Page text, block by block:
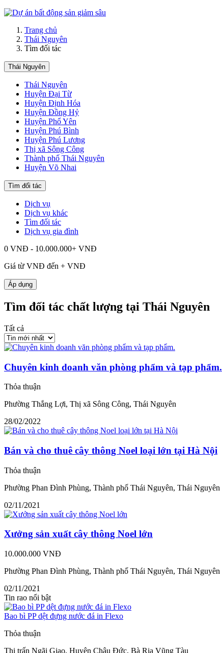
Trang chủ
Thái Nguyên
Tìm đối tác
Thái Nguyên
Thái Nguyên
Huyện Đại Từ
Huyện Định Hóa
Huyện Đồng Hỷ
Huyện Phổ Yên
Huyện Phú Bình
Huyện Phú Lương
Thị xã Sông Công
Thành phố Thái Nguyên
Huyện Võ Nhai
Tìm đối tác
Dịch vụ
Dịch vụ khác
Tìm đối tác
Dịch vụ gia đình
0 VNĐ - 10.000.000+ VNĐ
Giá từ VNĐ đến + VNĐ
Áp dụng
Tìm đối tác chất lượng tại Thái Nguyên
Tất cả
Chuyên kinh doanh văn phòng phẩm và tạp phẩm.
Thỏa thuận
Phường Thắng Lợi, Thị xã Sông Công, Thái Nguyên
28/02/2022
Bán và cho thuê cây thông Noel loại lớn tại Hà Nội
Thỏa thuận
Phường Phan Đình Phùng, Thành phố Thái Nguyên, Thái Nguyên
02/11/2021
Xưởng sản xuất cây thông Noel lớn
10.000.000 VNĐ
Phường Phan Đình Phùng, Thành phố Thái Nguyên, Thái Nguyên
02/11/2021
Tin rao nổi bật
Bao bì PP dệt đựng nước đá in Flexo
Thỏa thuận
Thị trấn Ngãi Giao, Huyện Châu Đức, Bà Rịa Vũng Tàu